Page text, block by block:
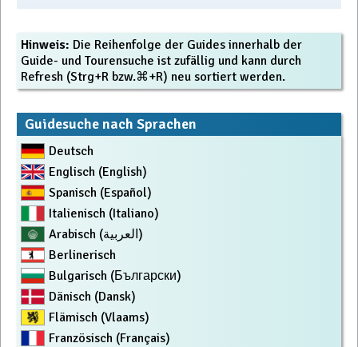
Hinweis: Die Reihenfolge der Guides innerhalb der
Guide- und Tourensuche ist zufällig und kann durch
Refresh (Strg+R bzw.⌘+R) neu sortiert werden.
Guidesuche nach Sprachen
Deutsch
Englisch (English)
Spanisch (Español)
Italienisch (Italiano)
Arabisch (العربية)
Berlinerisch
Bulgarisch (Български)
Dänisch (Dansk)
Flämisch (Vlaams)
Französisch (Français)